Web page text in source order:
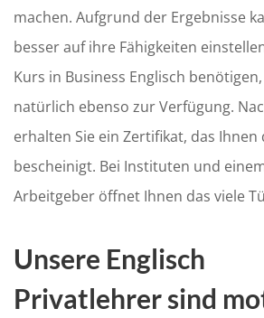
machen. Aufgrund der Ergebnisse
besser auf ihre Fähigkeiten
Kurs in Business Englisch
natürlich ebenso zur Verfügung.
erhalten Sie ein Zertifikat, das Ihnen
bescheinigt. Bei Instituten und
Arbeitgeber öffnet Ihnen das viele
Unsere Englisch
Privatlehrer sind